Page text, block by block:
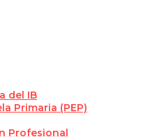
del IB
Primaria (PEP)
Profesional